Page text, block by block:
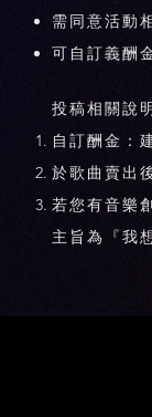
需同意活動
可自訂義酬
投稿相關說
自訂酬金：
於歌曲賣出
若您有音樂
主旨為『我